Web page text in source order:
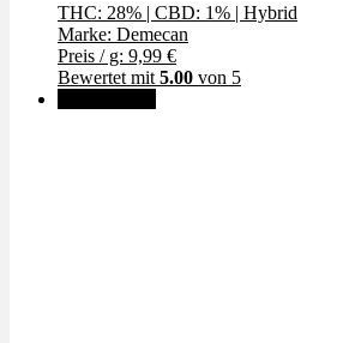
THC: 28% | CBD: 1% | Hybrid
Marke: Demecan
Preis / g: 9,99 €
Bewertet mit 5.00 von 5